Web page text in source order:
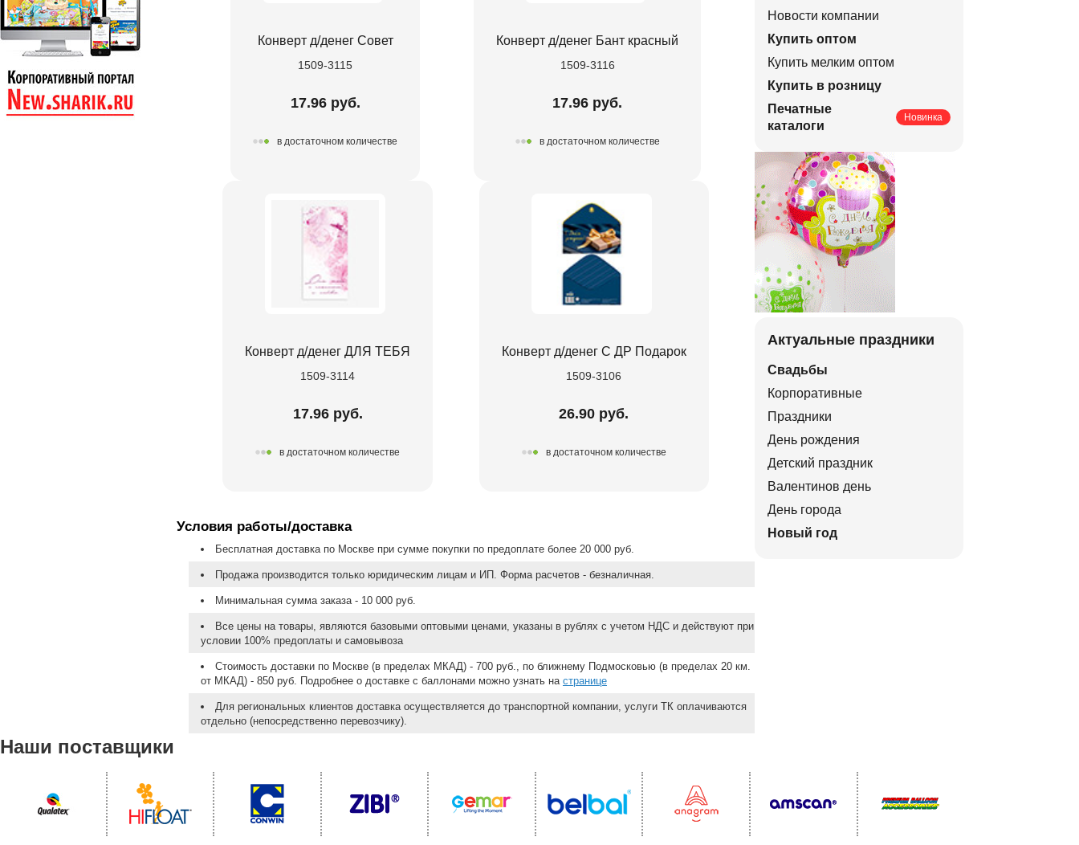
Конверт д/денег Совет
1509-3115
17.96 руб.
в достаточном количестве
Конверт д/денег Бант красный
1509-3116
17.96 руб.
в достаточном количестве
Конверт д/денег ДЛЯ ТЕБЯ
1509-3114
17.96 руб.
в достаточном количестве
Конверт д/денег С ДР Подарок
1509-3106
26.90 руб.
в достаточном количестве
Условия работы/доставка
Бесплатная доставка по Москве при сумме покупки по предоплате более 20 000 руб.
Продажа производится только юридическим лицам и ИП. Форма расчетов - безналичная.
Минимальная сумма заказа - 10 000 руб.
Все цены на товары, являются базовыми оптовыми ценами, указаны в рублях с учетом НДС и действуют при
условии 100% предоплаты и самовывоза
Стоимость доставки по Москве (в пределах МКАД) - 700 руб., по ближнему Подмосковью (в пределах 20 км.
от МКАД) - 850 руб. Подробнее о доставке с баллонами можно узнать на странице
Для региональных клиентов доставка осуществляется до транспортной компании, услуги ТК оплачиваются
отдельно (непосредственно перевозчику).
Новости компании
Купить оптом
Купить мелким оптом
Купить в розницу
Печатные
каталоги
Новинка
Актуальные праздники
Свадьбы
Корпоративные
Праздники
День рождения
Детский праздник
Валентинов день
День города
Новый год
Наши поставщики